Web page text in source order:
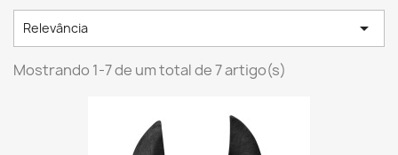
Relevância 
Mostrando 1-7 de um total de 7 artigo(s)